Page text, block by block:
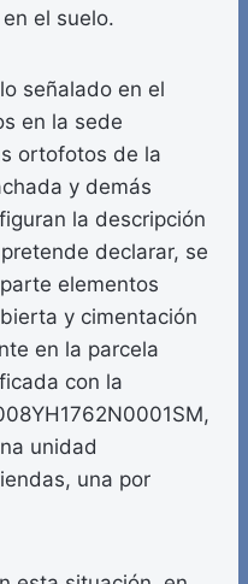
el suelo.
señalado en el
en la sede
ortofotos de la
y demás
la descripción
declarar, se
elementos
y cimentación
en la parcela
con la
unidad
una por